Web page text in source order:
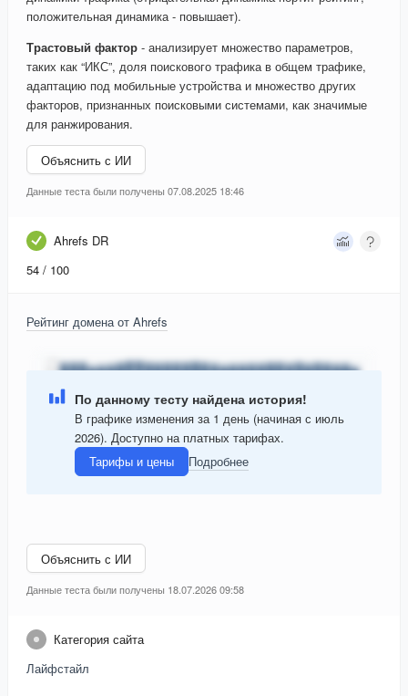
положительная динамика - повышает).
Трастовый фактор - анализирует множество параметров,
таких как “ИКС”, доля поискового трафика в общем трафике,
адаптацию под мобильные устройства и множество других
факторов, признанных поисковыми системами, как значимые
для ранжирования.
Объяснить с ИИ
Данные теста были получены 07.08.2025 18:46
Ahrefs DR
54 / 100
Рейтинг домена от Ahrefs
По данному тесту найдена история!
В графике изменения за 1 день (начиная с июль
2026). Доступно на платных тарифах.
Тарифы и цены
Подробнее
Объяснить с ИИ
Данные теста были получены 18.07.2026 09:58
Категория сайта
Лайфстайл